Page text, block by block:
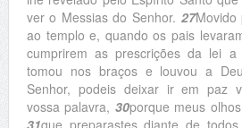
ver o Messias do Senhor. 27Movido
ao templo e, quando os pais
cumprirem as prescrições da lei a
tomou nos braços e louvou a
Senhor, podeis deixar ir em paz
vossa palavra, 30porque meus
31que preparastes diante de